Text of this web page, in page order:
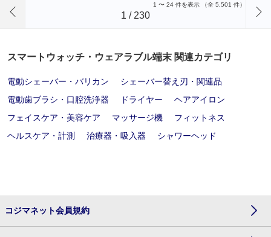
1 〜 24 件を表示 （全 5,501 件）
1 / 230
スマートウォッチ・ウェアラブル端末 関連カテゴリ
電動シェーバー・バリカン
シェーバー替え刃・関連品
電動歯ブラシ・口腔洗浄器
ドライヤー
ヘアアイロン
フェイスケア・美容ケア
マッサージ機
フィットネス
ヘルスケア・計測
治療器・吸入器 シャワーヘッド
コジマネット会員規約